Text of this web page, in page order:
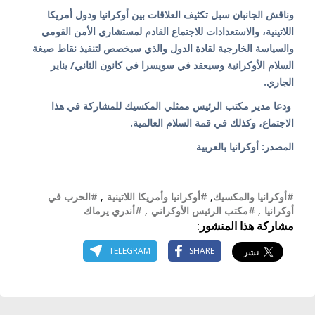
وناقش الجانبان سبل تكثيف العلاقات بين أوكرانيا ودول أمريكا
اللاتينية، والاستعدادات للاجتماع القادم لمستشاري الأمن القومي
والسياسة الخارجية لقادة الدول والذي سيخصص لتنفيذ نقاط صيغة
السلام الأوكرانية وسيعقد في سويسرا في كانون الثاني/ يناير
الجاري.
ودعا مدير مكتب الرئيس ممثلي المكسيك للمشاركة في هذا
الاجتماع، وكذلك في قمة السلام العالمية.
المصدر: أوكرانيا بالعربية
#أوكرانيا والمكسيك, #أوكرانيا وأمريكا اللاتينية , #الحرب في
أوكرانيا , #مكتب الرئيس الأوكراني , #أندري يرماك
مشاركة هذا المنشور:
SHARE
TELEGRAM